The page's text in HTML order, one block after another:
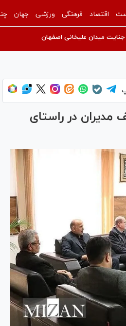
اقتصاد فرهنگی ورزشی جهان
میدان علیخانی اصفهان
در راستای